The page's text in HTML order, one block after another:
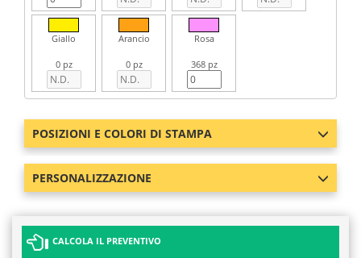
Giallo
0 pz
Arancio
0 pz
Rosa
368 pz
POSIZIONI E COLORI DI STAMPA
PERSONALIZZAZIONE
CALCOLA IL PREVENTIVO